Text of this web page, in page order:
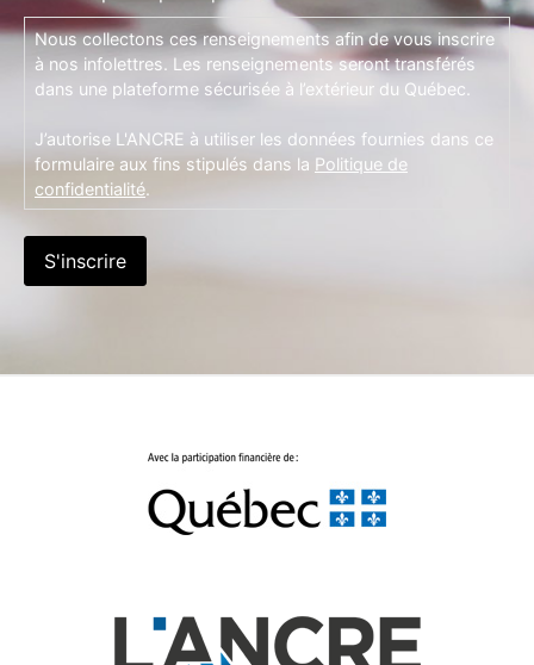
Nous collectons ces renseignements afin de vous inscrire
à nos infolettres. Les renseignements seront transférés
dans une plateforme sécurisée à l’extérieur du Québec.
J’autorise L'ANCRE à utiliser les données fournies dans ce
formulaire aux fins stipulés dans la Politique de
confidentialité.
S'inscrire